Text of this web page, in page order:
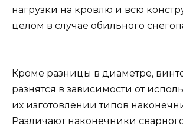
нагрузки на кровлю и всю
целом в случае обильного
Кроме разницы в диаметре,
разнятся в зависимости от
их изготовлении типов
Различают наконечники